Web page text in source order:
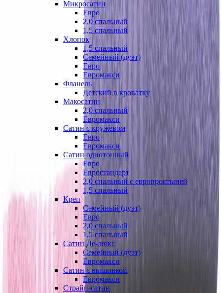
Микросатин
Евро
2,0 спальный
1,5 спальный
Хлопок
1,5 спальный
Семейный (дуэт)
Евро
Евромакси
Фланель
Детский в кроватку
Макосатин
2,0 спальный
Евромакси
Сатин с кружевом
Евро
Евромакси
Сатин однотонный
Евро
Евростандарт
2,0 спальный с европростыней
1,5 спальный
Креп
Семейный (дуэт)
Евро
2,0 спальный
1,5 спальный
Сатин Де-люкс
Семейный (дуэт)
Евромакси
Сатин с вышивкой
Евромакси
Страйп-сатин